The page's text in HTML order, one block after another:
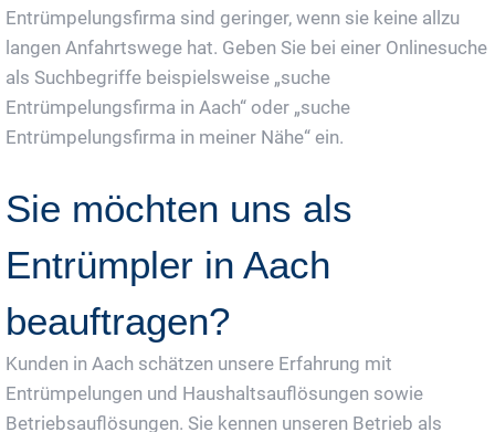
Entrümpelungsfirma sind geringer, wenn sie keine allzu
langen Anfahrtswege hat. Geben Sie bei einer Onlinesuche
als Suchbegriffe beispielsweise „suche
Entrümpelungsfirma in Aach“ oder „suche
Entrümpelungsfirma in meiner Nähe“ ein.
Sie möchten uns als
Entrümpler in Aach
beauftragen?
Kunden in Aach schätzen unsere Erfahrung mit
Entrümpelungen und Haushaltsauflösungen sowie
Betriebsauflösungen. Sie kennen unseren Betrieb als